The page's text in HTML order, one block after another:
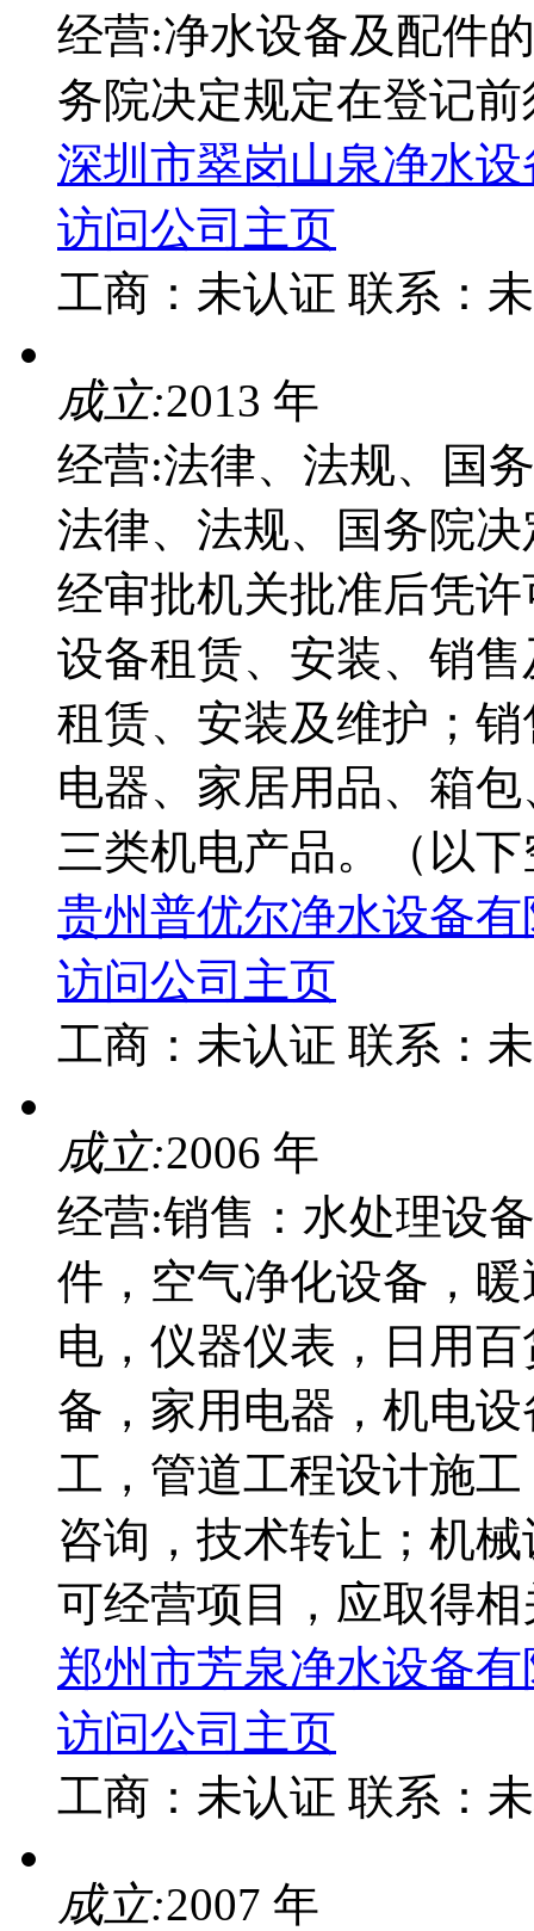
经营:净水设备及配件
务院决定规定在登记
深圳市翠岗山泉净水
访问公司主页
工商： 未认证 联系：
成立:2013 年
经营:法律、法规、国
法律、法规、国务院
经审批机关批准后凭
设备租赁、安装、销
租赁、安装及维护；
电器、家居用品、箱
三类机电产品。（以
贵州普优尔净水设备
访问公司主页
工商： 未认证 联系：
成立:2006 年
经营:销售：水处理设
件，空气净化设备，
电，仪器仪表，日用
备，家用电器，机电
工，管道工程设计施
咨询，技术转让；机
可经营项目，应取得
郑州市芳泉净水设备
访问公司主页
工商： 未认证 联系：
成立:2007 年